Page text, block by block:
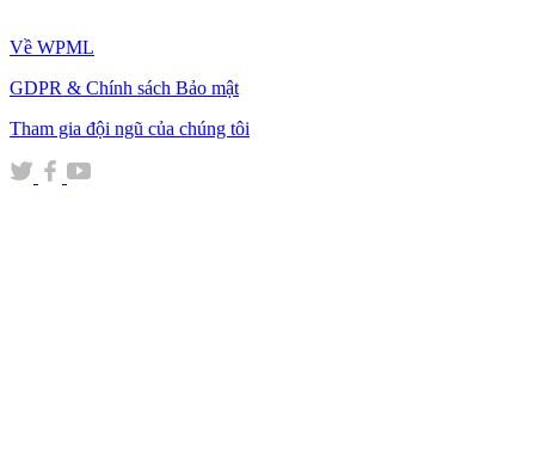
Về WPML
GDPR & Chính sách Bảo mật
Tham gia đội ngũ của chúng tôi
(mở
trong
(mở
trong
(mở